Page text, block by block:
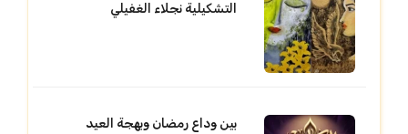
التشكيلية نجلاء الغفيلي
بين وداع رمضان وبهجة العيد